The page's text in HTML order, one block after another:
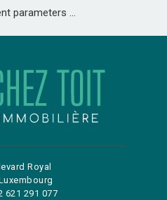
parameters ...
Royal
621 291 077